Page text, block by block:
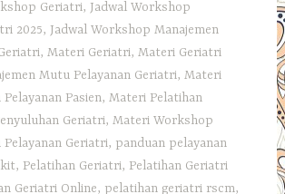
Geriatri, Jadwal Workshop
2025, Jadwal Workshop Manajemen
,Materi Geriatri,Materi Geriatri
Mutu Pelayanan Geriatri,Materi
Pasien,Materi Pelatihan
Geriatri,Materi Workshop
Geriatri, panduan pelayanan
, Pelatihan Geriatri, Pelatihan Geriatri
Geriatri Online, pelatihan geriatri rscm,